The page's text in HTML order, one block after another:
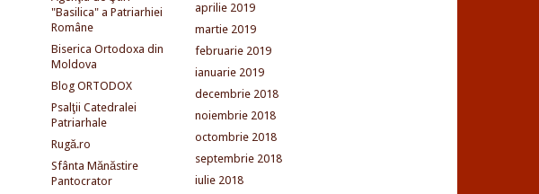
"Basilica" a Patriarhiei
Române
Biserica Ortodoxa din
Moldova
Blog ORTODOX
Psalţii Catedralei
Patriarhale
Rugă.ro
Sfânta Mănăstire
Pantocrator
aprilie 2019
martie 2019
februarie 2019
ianuarie 2019
decembrie 2018
noiembrie 2018
octombrie 2018
septembrie 2018
iulie 2018